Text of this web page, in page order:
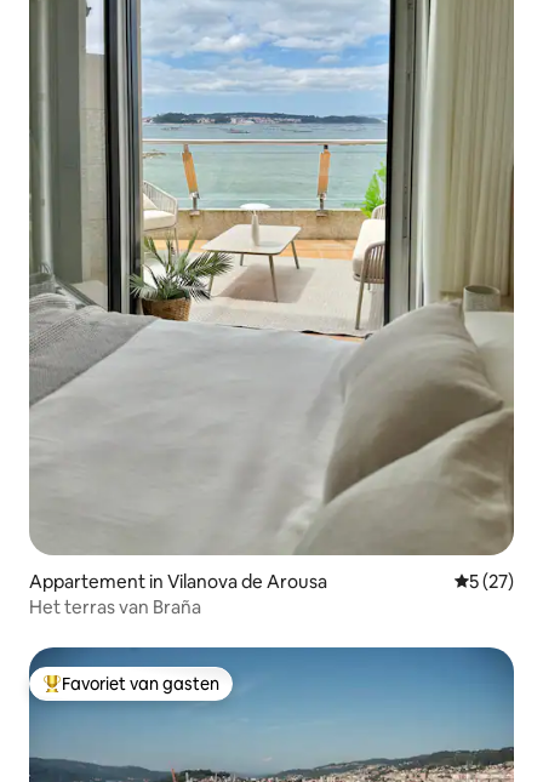
Appartement in Vilanova de Arousa
5 (27)
Het terras van Braña
Topfavoriet van gasten
Favoriet van gasten